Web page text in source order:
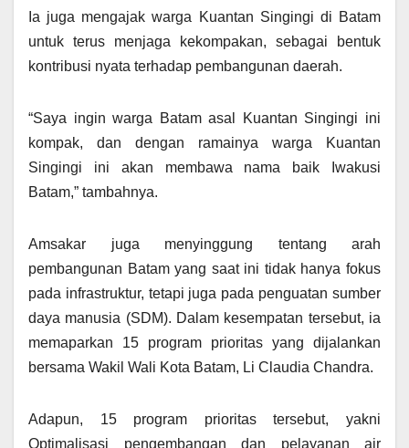
Ia juga mengajak warga Kuantan Singingi di Batam
untuk terus menjaga kekompakan, sebagai bentuk
kontribusi nyata terhadap pembangunan daerah.
“Saya ingin warga Batam asal Kuantan Singingi ini
kompak, dan dengan ramainya warga Kuantan
Singingi ini akan membawa nama baik Iwakusi
Batam,” tambahnya.
Amsakar juga menyinggung tentang arah
pembangunan Batam yang saat ini tidak hanya fokus
pada infrastruktur, tetapi juga pada penguatan sumber
daya manusia (SDM). Dalam kesempatan tersebut, ia
memaparkan 15 program prioritas yang dijalankan
bersama Wakil Wali Kota Batam, Li Claudia Chandra.
Adapun, 15 program prioritas tersebut, yakni
Optimalisasi pengembangan dan pelayanan air